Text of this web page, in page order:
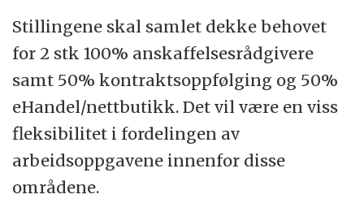
Vi arbeider løpende og aktivt med
tverrfaglig arbeid, digitalisering,
standardisering, effektivisering og økt
kvalitet i våre tjenester, fra anbud til
bestilling og kontraktsoppfølging.
Vår målsetting er stadig å videreutvikle oss
Stillingene skal samlet dekke behovet
for 2 stk 100% anskaffelsesrådgivere
samt 50% kontraktsoppfølging og 50%
eHandel/nettbutikk. Det vil være en viss
fleksibilitet i fordelingen av
arbeidsoppgavene innenfor disse
områdene.